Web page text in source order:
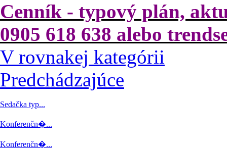
Cenník - typový plán,
0905 618 638 alebo
V rovnakej kategórii
Predchádzajúce
Sedačka typ...
Konferenčn�...
Konferenčn�...